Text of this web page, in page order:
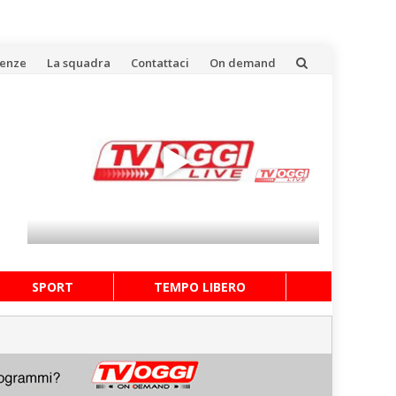
La squadra Contattaci On demand
SPORT TEMPO LIBERO